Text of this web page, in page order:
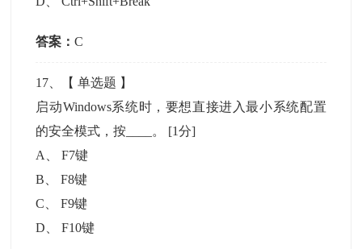
答案：C
17 、【单选题 】
启动Windows系统时，要想直接进入最小系统配置
的安全模式，按____。 [1分]
A
、F7键
B 、F8键
C 、F9键
D 、F10键